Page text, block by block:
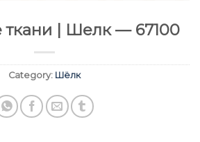
ткани | Шелк — 67100
Category: Шёлк